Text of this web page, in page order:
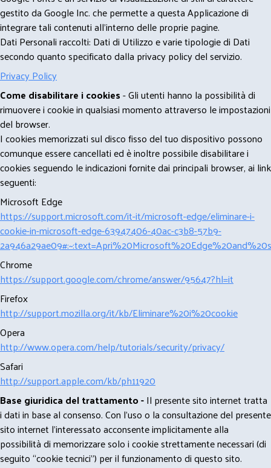
gestito da Google Inc. che permette a questa Applicazione di
integrare tali contenuti all'interno delle proprie pagine.
Dati Personali raccolti: Dati di Utilizzo e varie tipologie di Dati
secondo quanto specificato dalla privacy policy del servizio.
Privacy Policy
Come disabilitare i cookies- Gli utenti hanno la possibilità di
rimuovere i cookie in qualsiasi momento attraverso le impostazioni
del browser.
I cookies memorizzati sul disco fisso del tuo dispositivo possono
comunque essere cancellati ed è inoltre possibile disabilitare i
cookies seguendo le indicazioni fornite dai principali browser, ai link
seguenti:
Microsoft Edge
https://support.microsoft.com/it-it/microsoft-edge/eliminare-i-
cookie-in-microsoft-edge-63947406-40ac-c3b8-57b9-
Chrome
https://support.google.com/chrome/answer/95647?hl=it
Firefox
http://support.mozilla.org/it/kb/Eliminare%20i%20cookie
Opera
http://www.opera.com/help/tutorials/security/privacy/
Safari
http://support.apple.com/kb/ph11920
Base giuridica del trattamento -Il presente sito internet tratta
i dati in base al consenso. Con l'uso o la consultazione del presente
sito internet l’interessato acconsente implicitamente alla
possibilità di memorizzare solo i cookie strettamente necessari (di
seguito “cookie tecnici”) per il funzionamento di questo sito.